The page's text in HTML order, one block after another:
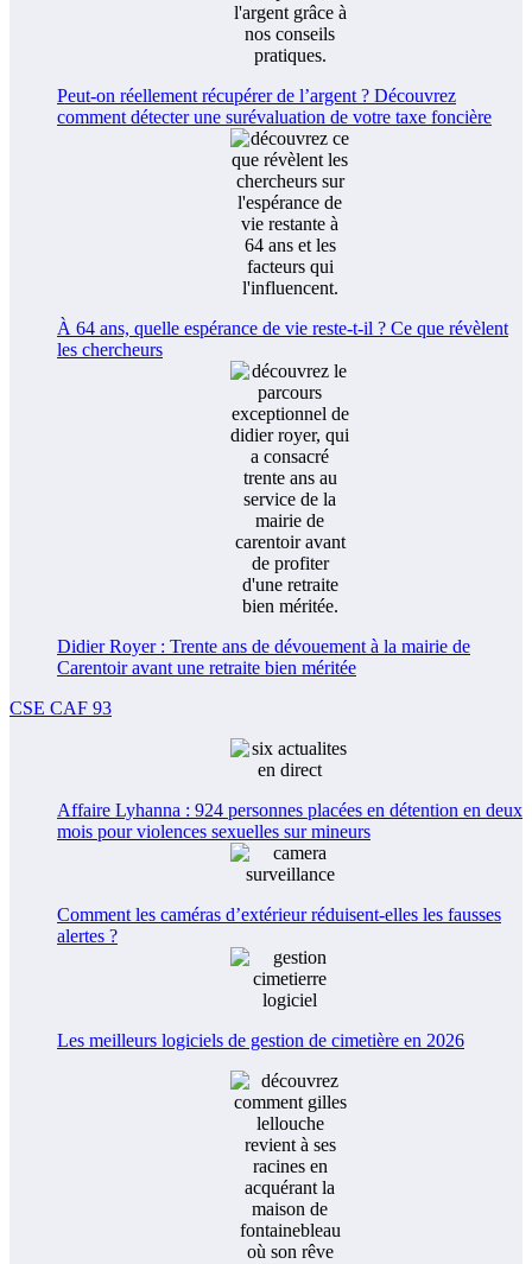
Peut-on réellement récupérer de l’argent ? Découvrez
comment détecter une surévaluation de votre taxe foncière
À 64 ans, quelle espérance de vie reste-t-il ? Ce que révèlent
les chercheurs
Didier Royer : Trente ans de dévouement à la mairie de
Carentoir avant une retraite bien méritée
CSE CAF 93
Affaire Lyhanna : 924 personnes placées en détention en deux
mois pour violences sexuelles sur mineurs
Comment les caméras d’extérieur réduisent-elles les fausses
alertes ?
Les meilleurs logiciels de gestion de cimetière en 2026